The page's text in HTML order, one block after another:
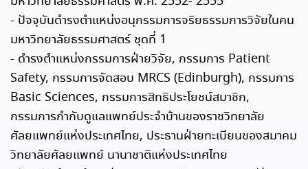
- ปัจจุบันดำรงตำแหน่งอนุกรรมการจริยธรรมการวิจัยในคน
มหาวิทยาลัยธรรมศาสตร์ ชุดที่ 1
- ดำรงตำแหน่งกรรมการฝ่ายวิจัย, กรรมการ Patient
Safety, กรรมการจัดสอบ MRCS (Edinburgh), กรรมการ
Basic Sciences, กรรมการสิทธิประโยชน์สมาชิก,
กรรมการกำกับดูแลแพทย์ประจำบ้านของราชวิทยาลัย
ศัลยแพทย์แห่งประเทศไทย, ประธานฝ่ายทะเบียนของสมาคม
วิทยาลัยศัลยแพทย์ นานาชาติแห่งประเทศไทย